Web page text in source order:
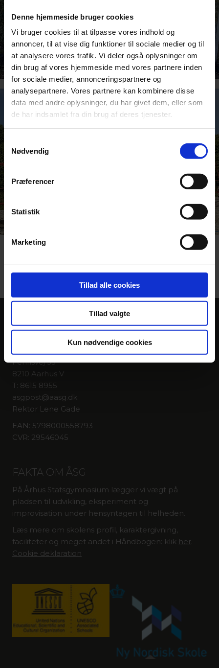
Denne hjemmeside bruger cookies
Vi bruger cookies til at tilpasse vores indhold og
annoncer, til at vise dig funktioner til sociale medier og til
at analysere vores trafik. Vi deler også oplysninger om
din brug af vores hjemmeside med vores partnere inden
for sociale medier, annonceringspartnere og
analysepartnere. Vores partnere kan kombinere disse
data med andre oplysninger, du har givet dem, eller som
de har indsamlet fra din brug af deres tjenester.
Nødvendig
Præferencer
Statistik
Marketing
Tillad alle cookies
Tillad valgte
Kun nødvendige cookies
KONTAKT
Århus Statsgymnasium
Fenrisvej 33
8210 Aarhus V
T: 8615 8955
asgpost@aasg.dk
Rektor Lene Gade
EAN: 5798000558793
CVR: 29546045
FAKTA OM ÅSG
På Århus Statsgymnasium lægger vi vægt på
pladsen til udvikling, eksperiment og
improvisation under hensyntagen til helheden.
Læs mere om skolens profil, karaktergivning,
faciliteter og meget andet i Håndbogen: klik her.
Cookie deklaration